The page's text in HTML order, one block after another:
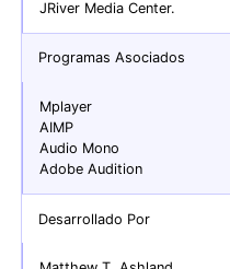
JRiver Media Center.
Programas Asociados
Mplayer
AIMP
Audio Mono
Adobe Audition
Desarrollado Por